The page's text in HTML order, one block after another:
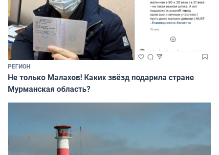
РЕГИОН
Не только Малахов! Каких звёзд подарила стране
Мурманская область?